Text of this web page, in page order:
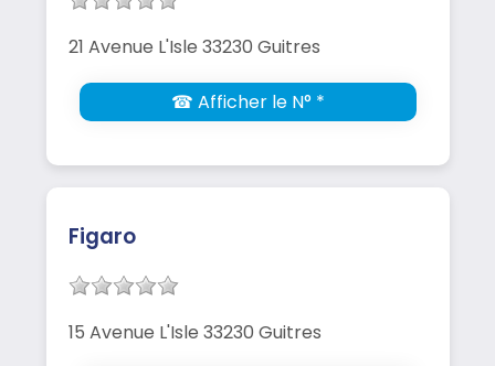
21 Avenue L'Isle 33230 Guitres
☎ Afficher le N° *
Figaro
15 Avenue L'Isle 33230 Guitres